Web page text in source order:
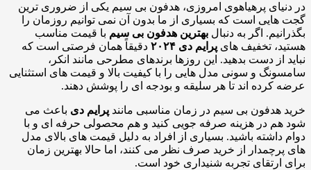
در دنیای پرهیاهوی امروزی، هدفون بی سیم یکی از ضروری ترین
گجت هایی است که بسیاری از ما بدون آن نمی توانیم روزمان را
بگذرانیم. اگر به دنبال بهترین هدفون بی سیم با قیمت مناسب
هستید، تخفیف های پرایم دی ۲۰۲۴
دقیقاً همان فرصتی است که
نباید از دست بدهید. این روزها برندهای مطرحی مانند انکر،
سامسونگ و سونی مدل هایی را با کیفیت بالا و قیمت های استثنایی
عرضه کرده اند تا هر سلیقه و بودجه ای را پوشش دهند.
خرید هدفون بی سیم در زمان مناسبی مانند پرایم دی باعث می
شود هم در هزینه صرفه جویی کنید و هم محصولی حرفه ای و با
دوام داشته باشید. بسیاری از افراد به دلیل قیمت های بالای مدل
های پرچمدار از خرید صرف نظر می کنند، اما حالا بهترین زمان
برای ارتقای تجربه شنیداری خود است.